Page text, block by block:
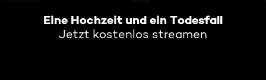
Eine Hochzeit und ein Todesfall
Jetzt kostenlos streamen